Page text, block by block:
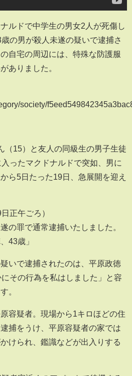
ルドで中学生の男女2人が死傷し
の男が殺人未遂の疑いで逮捕さ
自宅の周辺には、特殊な防護服
ありました。
society/
（15）と友人の同級生の男子生徒
ったマクドナルドで突如、男に
ら5日たった19日、急展開を迎え
正午ごろ）
の罪で通常逮捕いたしました。
43歳」
いで逮捕されたのは、平原政徳
その行為を私はしました」と容
。
容疑者。現場から1キロほどの住
捕をうけ、平原容疑者の家では
けられ、鑑識などが出入りする